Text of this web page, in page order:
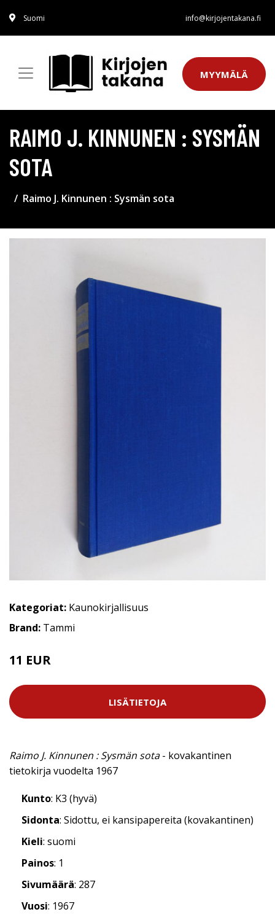
Suomi info@kirjojentakana.fi
MYYMÄLÄ
RAIMO J. KINNUNEN : SYSMÄN
SOTA
Raimo J. Kinnunen : Sysmän sota
Kategoriat: Kaunokirjallisuus
Brand: Tammi
11 EUR
LISÄTIETOJA
Raimo J. Kinnunen : Sysmän sota- kovakantinen
tietokirja vuodelta 1967
Kunto: K3 (hyvä)
Sidonta: Sidottu, ei kansipapereita (kovakantinen)
Kieli: suomi
Painos: 1
Sivumäärä: 287
Vuosi: 1967